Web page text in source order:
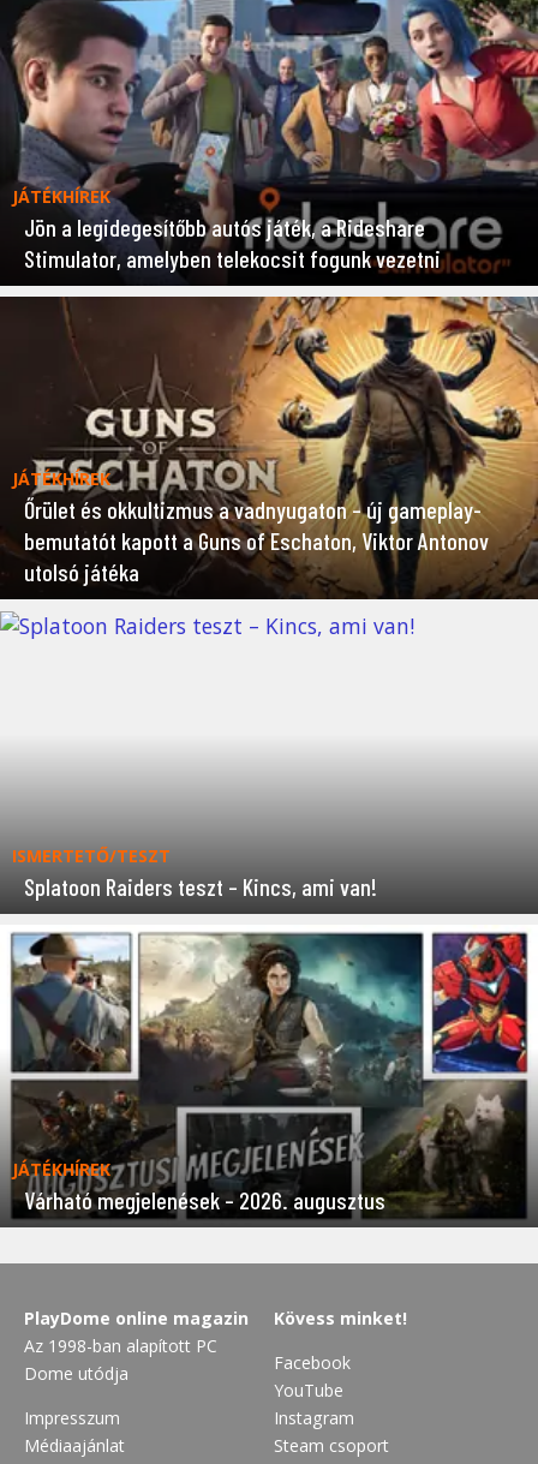
JÁTÉKHÍREK
Jön a legidegesítőbb autós játék, a Rideshare
Stimulator, amelyben telekocsit fogunk vezetni
JÁTÉKHÍREK
Őrület és okkultizmus a vadnyugaton – új gameplay-
bemutatót kapott a Guns of Eschaton, Viktor Antonov
utolsó játéka
ISMERTETŐ/TESZT
Splatoon Raiders teszt – Kincs, ami van!
JÁTÉKHÍREK
Várható megjelenések – 2026. augusztus
PlayDome online magazin
Az 1998-ban alapított PC
Dome utódja
Impresszum
Médiaajánlat
Kövess minket!
Facebook
YouTube
Instagram
Steam csoport